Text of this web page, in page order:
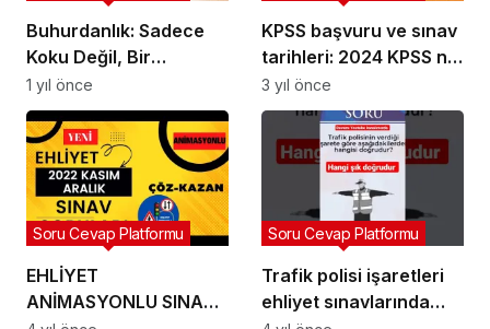
Buhurdanlık: Sadece
Koku Değil, Bir
Dönüşüm Nesnesi
1 yıl önce
KPSS başvuru ve sınav
tarihleri: 2024 KPSS ne
zaman
3 yıl önce
EHLİYET
ANİMASYONLU SINAV
Soru Cevap Platformu
Trafik polisi işaretleri
ehliyet sınavlarında
Soru Cevap Platformu